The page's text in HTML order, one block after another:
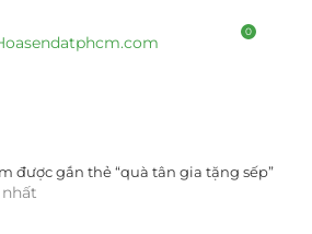
0
được gắn thẻ “quà tân gia tặng sếp”